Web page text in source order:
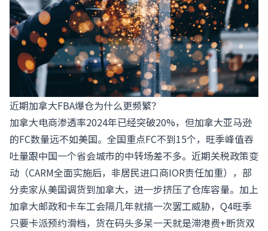
近期加拿大FBA爆仓为什么更频繁？
加拿大电商渗透率2024年已经突破20%，但加拿大亚马逊
的FC数量远不如美国。全国重点FC不到15个，旺季峰值吞
吐量跟中国一个省会城市的中转场差不多。近期关税政策变
动（CARM全面实施后，非居民进口商IOR责任加重），部
分卖家从美国调货到加拿大，进一步挤压了仓库容量。加上
加拿大邮政和卡车工会隔几年就搞一次罢工威胁，Q4旺季
只要卡派预约滑档，货在码头多呆一天就是滞港费+断货双